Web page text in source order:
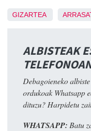
GIZARTEA
ALBISTEAK
Debagoieneko
ordukoak Whatsapp
dituzu? Harpidetu
WHATSAPP: Batu